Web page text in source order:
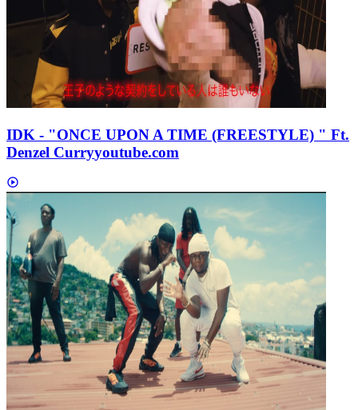
IDK - "ONCE UPON A TIME (FREESTYLE) " Ft.
Denzel Curryyoutube.com